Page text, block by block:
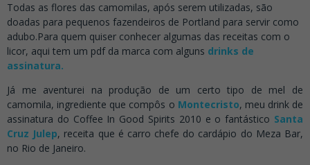
Todas as flores das camomilas, após serem utilizadas, são
doadas para pequenos fazendeiros de Portland para servir como
adubo.Para quem quiser conhecer algumas das receitas com o
licor, aqui tem um pdf da marca com alguns drinks de
assinatura.
Já me aventurei na produção de um certo tipo de mel de
camomila, ingrediente que compôs o Montecristo, meu drink de
assinatura do Coffee In Good Spirits 2010 e o fantástico Santa
Cruz Julep, receita que é carro chefe do cardápio do Meza Bar,
no Rio de Janeiro.